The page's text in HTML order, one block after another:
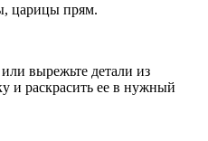
царицы прям.
вырежьте детали из
и раскрасить ее в нужный